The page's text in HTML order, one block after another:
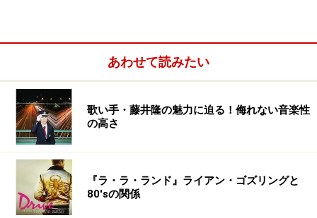
◆『t.A.T.u. Remixes』のライナーノーツ（ユニバーサル
次は、タトゥー・リミックス早分かり表。
※記事内容は執筆時点のものです。最新の内容をご確認くださ
い。
あわせて読みたい
歌い手・藤井隆の魅力に迫る！侮れない音楽性
の高さ
『ラ・ラ・ランド』ライアン・ゴズリングと
80'sの関係